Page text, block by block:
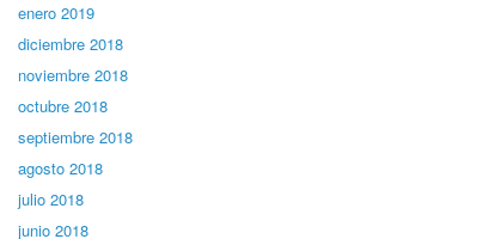
enero 2019
diciembre 2018
noviembre 2018
octubre 2018
septiembre 2018
agosto 2018
julio 2018
junio 2018